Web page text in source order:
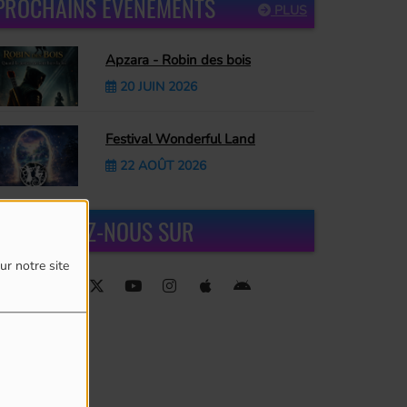
notre site
PLUS
ÉVÈNEMENTS
Apzara - Robin des bois
20 JUIN 2026
Festival Wonderful Land
22 AOÛT 2026
RETROUVEZ-NOUS SUR